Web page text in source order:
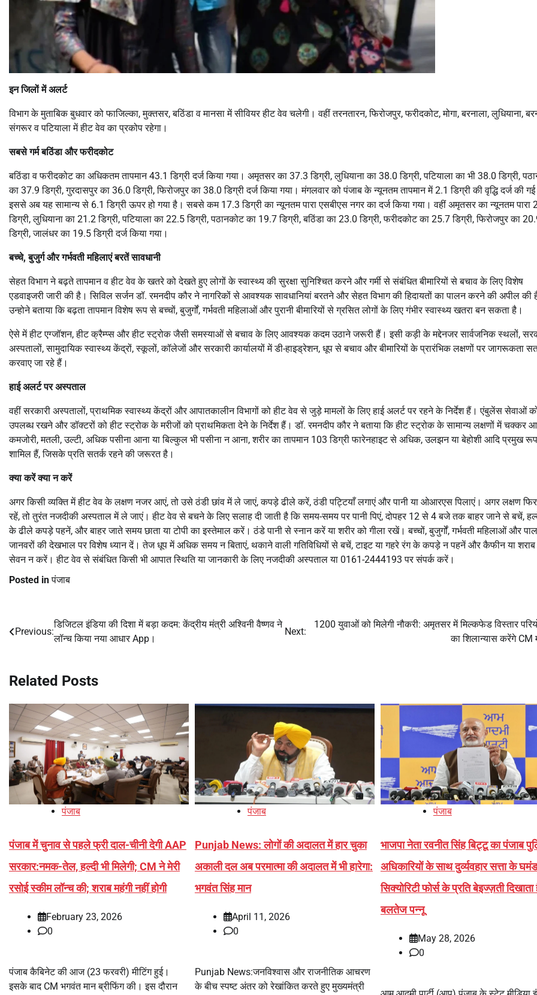
इन जिलों में अलर्ट
विभाग के मुताबिक बुधवार को फाजिल्का, मुक्तसर, बठिंडा व मानसा में सीवियर हीट वेव चलेगी। वहीं तरनतारन, फिरोजपुर, फरीदकोट, मोगा, बरनाला, लुधियाना,
संगरूर व पटियाला में हीट वेव का प्रकोप रहेगा।
सबसे गर्म बठिंडा और फरीदकोट
बठिंडा व फरीदकोट का अधिकतम तापमान 43.1 डिग्री दर्ज किया गया। अमृतसर का 37.3 डिग्री, लुधियाना का 38.0 डिग्री, पटियाला का भी 38.0 डिग्री,
का 37.9 डिग्री, गुरदासपुर का 36.0 डिग्री, फिरोजपुर का 38.0 डिग्री दर्ज किया गया। मंगलवार को पंजाब के न्यूनतम तापमान में 2.1 डिग्री की वृद्धि दर्ज की
इससे अब यह सामान्य से 6.1 डिग्री ऊपर हो गया है। सबसे कम 17.3 डिग्री का न्यूनतम पारा एसबीएस नगर का दर्ज किया गया। वहीं अमृतसर का न्यूनतम पारा
डिग्री, लुधियाना का 21.2 डिग्री, पटियाला का 22.5 डिग्री, पठानकोट का 19.7 डिग्री, बठिंडा का 23.0 डिग्री, फरीदकोट का 25.7 डिग्री, फिरोजपुर का
डिग्री, जालंधर का 19.5 डिग्री दर्ज किया गया।
बच्चे, बुजुर्ग और गर्भवती महिलाएं बरतें सावधानी
सेहत विभाग ने बढ़ते तापमान व हीट वेव के खतरे को देखते हुए लोगों के स्वास्थ्य की सुरक्षा सुनिश्चित करने और गर्मी से संबंधित बीमारियों से बचाव के लिए विशेष
एडवाइजरी जारी की है। सिविल सर्जन डॉ. रमनदीप कौर ने नागरिकों से आवश्यक सावधानियां बरतने और सेहत विभाग की हिदायतों का पालन करने की अपील की
उन्होने बताया कि बढ़ता तापमान विशेष रूप से बच्चों, बुजुर्गों, गर्भवती महिलाओं और पुरानी बीमारियों से ग्रसित लोगों के लिए गंभीर स्वास्थ्य खतरा बन सकता है।
ऐसे में हीट एग्जॉशन, हीट क्रैम्प्स और हीट स्ट्रोक जैसी समस्याओं से बचाव के लिए आवश्यक कदम उठाने जरूरी हैं। इसी कड़ी के मद्देनजर सार्वजनिक स्थलों,
अस्पतालों, सामुदायिक स्वास्थ्य केंद्रों, स्कूलों, कॉलेजों और सरकारी कार्यालयों में डी-हाइड्रेशन, धूप से बचाव और बीमारियों के प्रारंभिक लक्षणों पर जागरूकता
करवाए जा रहे हैं।
हाई अलर्ट पर अस्पताल
वहीं सरकारी अस्पतालों, प्राथमिक स्वास्थ्य केंद्रों और आपातकालीन विभागों को हीट वेव से जुड़े मामलों के लिए हाई अलर्ट पर रहने के निर्देश हैं। एंबुलेंस सेवाओं
उपलब्ध रखने और डॉक्टरों को हीट स्ट्रोक के मरीजों को प्राथमिकता देने के निर्देश हैं। डॉ. रमनदीप कौर ने बताया कि हीट स्ट्रोक के सामान्य लक्षणों में चक्कर
कमजोरी, मतली, उल्टी, अधिक पसीना आना या बिल्कुल भी पसीना न आना, शरीर का तापमान 103 डिग्री फारेनहाइट से अधिक, उलझन या बेहोशी आदि प्रमुख
शामिल हैं, जिसके प्रति सतर्क रहने की जरूरत है।
क्या करें क्या न करें
अगर किसी व्यक्ति में हीट वेव के लक्षण नजर आएं, तो उसे ठंडी छांव में ले जाएं, कपड़े ढीले करें, ठंडी पट्टियाँ लगाएं और पानी या ओआरएस पिलाएं। अगर लक्षण
रहें, तो तुरंत नजदीकी अस्पताल में ले जाएं। हीट वेव से बचने के लिए सलाह दी जाती है कि समय-समय पर पानी पिएं, दोपहर 12 से 4 बजे तक बाहर जाने से बचें,
के ढीले कपड़े पहनें, और बाहर जाते समय छाता या टोपी का इस्तेमाल करें। ठंडे पानी से स्नान करें या शरीर को गीला रखें। बच्चों, बुजुर्गों, गर्भवती महिलाओं और
जानवरों की देखभाल पर विशेष ध्यान दें। तेज धूप में अधिक समय न बिताएं, थकाने वाली गतिविधियों से बचें, टाइट या गहरे रंग के कपड़े न पहनें और कैफीन या
सेवन न करें। हीट वेव से संबंधित किसी भी आपात स्थिति या जानकारी के लिए नजदीकी अस्पताल या 0161-2444193 पर संपर्क करें।
Posted inपंजाब
Post
Previous:
डिजिटल इंडिया की दिशा में बड़ा कदम: केंद्रीय मंत्री अश्विनी वैष्णव ने
लॉन्च किया नया आधार App।
Next:
1200 युवाओं को मिलेगी नौकरी: अमृतसर में मिल्कफेड विस्तार
का शिलान्यास करेंगे CM
Related Posts
पंजाब
पंजाब में चुनाव से पहले फ्री दाल-चीनी देगी AAP
सरकार:नमक-तेल, हल्दी भी मिलेगी; CM ने मेरी
रसोई स्कीम लॉन्च की; शराब महंगी नहीं होगी
February 23, 2026
0
पंजाब कैबिनेट की आज (23 फरवरी) मीटिंग हुई।
इसके बाद CM भगवंत मान ब्रीफिंग की। इस दौरान
पंजाब
Punjab News: लोगों की अदालत में हार चुका
अकाली दल अब परमात्मा की अदालत में भी हारेगा:
भगवंत सिंह मान
April 11, 2026
0
Punjab News:जनविश्वास और राजनीतिक आचरण
के बीच स्पष्ट अंतर को रेखांकित करते हुए मुख्यमंत्री
पंजाब
भाजपा नेता रवनीत सिंह बिट्टू का पंजाब
अधिकारियों के साथ दुर्व्यवहार सत्ता के
सिक्योरिटी फोर्स के प्रति बेइज्ज़ती दिखाता
बलतेज पन्नू
May 28, 2026
0